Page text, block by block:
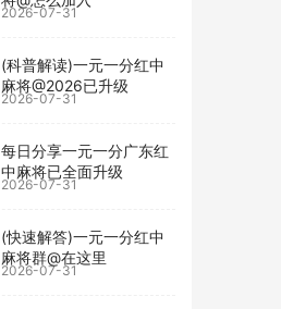
2026-07-31
(科普解读)一元一分红中
麻将@2026已升级
2026-07-31
每日分享一元一分广东红
中麻将已全面升级
2026-07-31
(快速解答)一元一分红中
麻将群@在这里
2026-07-31